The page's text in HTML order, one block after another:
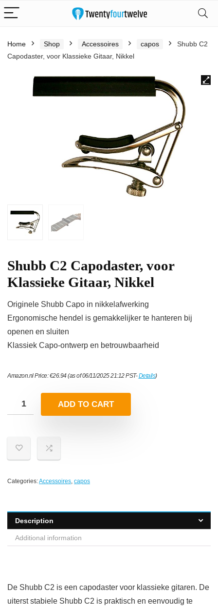
Home Shop Accessoires capos
Shubb C2
Capodaster, voor Klassieke Gitaar, Nikkel
Shubb C2 Capodaster, voor
Klassieke Gitaar, Nikkel
Originele Shubb Capo in nikkelafwerking
Ergonomische hendel is gemakkelijker te hanteren bij
openen en sluiten
Klassiek Capo-ontwerp en betrouwbaarheid
Amazon.nl Price:€26.94(as of 06/11/2025 21:12 PST-Details)
ADD TO CART
Categories:Accessoires, capos
Description
Additional information
De Shubb C2 is een capodaster voor klassieke gitaren. De
uiterst stabiele Shubb C2 is praktisch en eenvoudig te